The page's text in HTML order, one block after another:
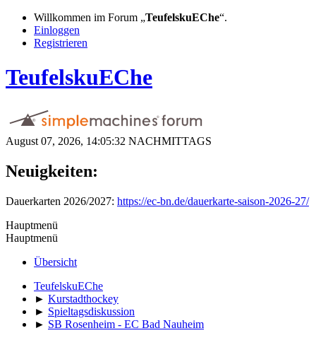
Willkommen im Forum „TeufelskuEChe“.
Einloggen
Registrieren
TeufelskuEChe
August 07, 2026, 14:05:32 NACHMITTAGS
Neuigkeiten:
Dauerkarten 2026/2027: https://ec-bn.de/dauerkarte-saison-2026-27/
Hauptmenü
Hauptmenü
Übersicht
TeufelskuEChe
► Kurstadthockey
► Spieltagsdiskussion
► SB Rosenheim - EC Bad Nauheim